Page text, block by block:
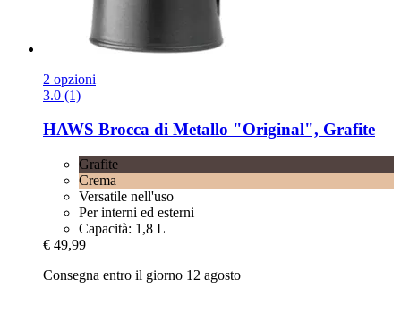
2 opzioni
3.0 (1)
HAWS Brocca di Metallo "Original", Grafite
Grafite
Crema
Versatile nell'uso
Per interni ed esterni
Capacità: 1,8 L
€ 49,99
Consegna entro il giorno 12 agosto